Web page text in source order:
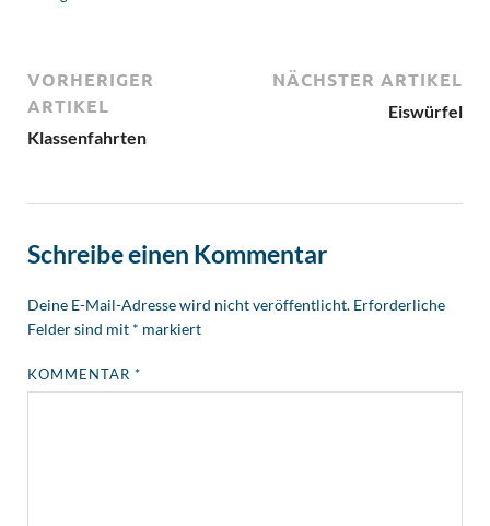
VORHERIGER
ARTIKEL
Klassenfahrten
NÄCHSTER ARTIKEL
Eiswürfel
Schreibe einen Kommentar
Deine E-Mail-Adresse wird nicht veröffentlicht. Erforderliche
Felder sind mit * markiert
KOMMENTAR*